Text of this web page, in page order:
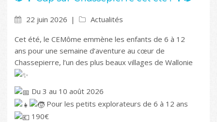
22 juin 2026 Actualités
Cet été, le CEMôme emmène les enfants de 6 à 12
ans pour une semaine d’aventure au cœur de
Chassepierre, l’un des plus beaux villages de Wallonie
Du 3 au 10 août 2026
Pour les petits explorateurs de 6 à 12 ans
190€